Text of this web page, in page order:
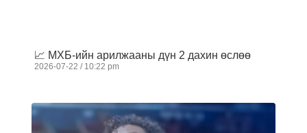
📈 МХБ-ийн арилжааны дүн 2 дахин өслөө
2026-07-22 10:22 pm